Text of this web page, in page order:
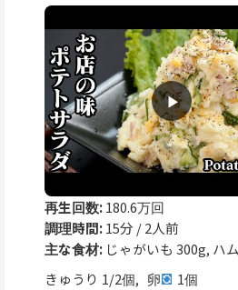
再生回数:180.6万回
調理時間:15分 / 2人前
主な食材: じゃがいも 300g, ハ
きゅうり 1/2個, 卵
1個